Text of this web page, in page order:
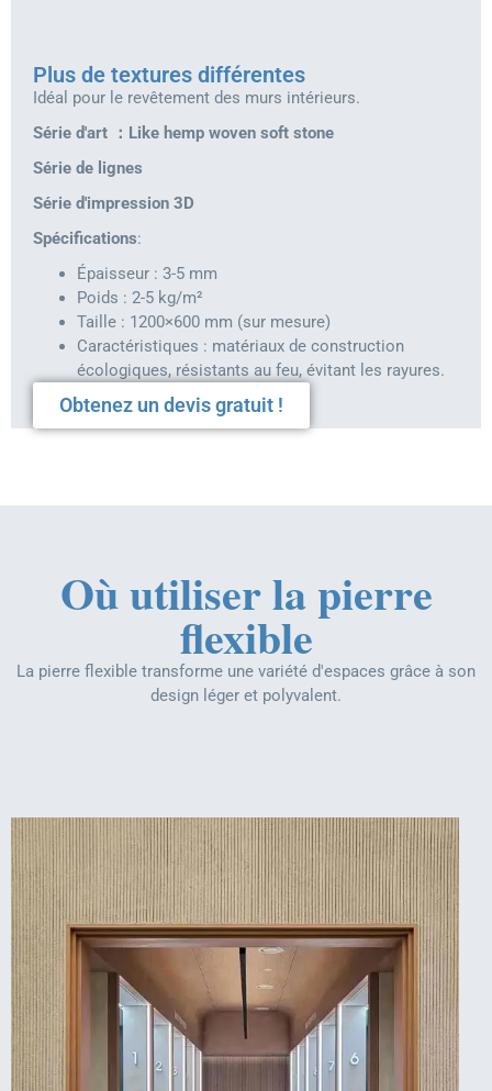
Plus de textures différentes
Idéal pour le revêtement des murs intérieurs.
Série d'art ：Like hemp woven soft stone
Série de lignes
Série d'impression 3D
Spécifications:
Épaisseur : 3-5 mm
Poids : 2-5 kg/m²
Taille : 1200×600 mm (sur mesure)
Caractéristiques : matériaux de construction
écologiques, résistants au feu, évitant les rayures.
Obtenez un devis gratuit !
Où utiliser la pierre
flexible
La pierre flexible transforme une variété d'espaces grâce à son
design léger et polyvalent.